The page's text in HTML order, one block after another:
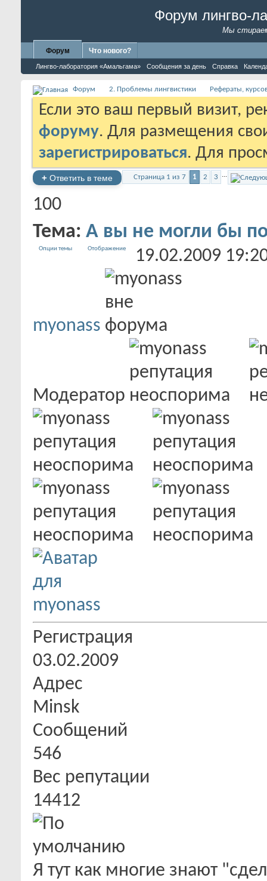
Форум лингво-
Мы
Форум
Лингво-лаборатория «Амальгама» Сообщения за день Справка
Что нового?
Форум 2. Проблемы лингвистики Рефераты,
Если это ваш первый визит,
форуму. Для размещения
зарегистрироваться. Для
+ Ответить в теме Страница 1 из 7 1 2 3 ...
100
Тема: А вы не могли бы
Опции темы Отображение 19.02.2009
myonass
Модератор
Регистрация
03.02.2009
Адрес
Minsk
Сообщений
546
Вес репутации
14412
Я тут как многие знают